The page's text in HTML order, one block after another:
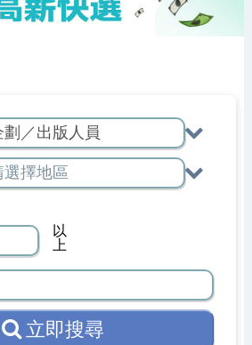
以
上
立即搜尋